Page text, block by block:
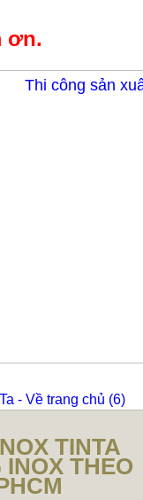
ơn.
- Về trang chủ (6)
TINTA
THEO